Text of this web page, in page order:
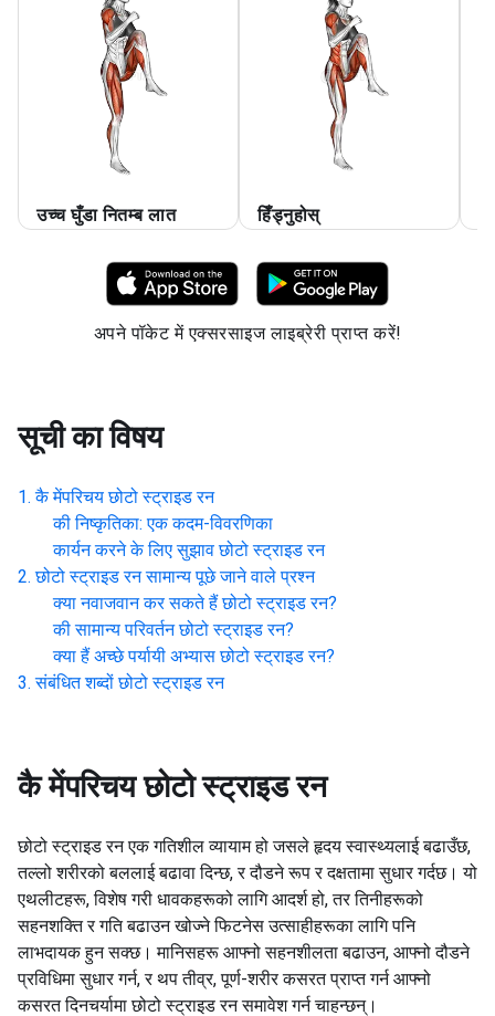
उच्च घुँडा नितम्ब लात हिँड्नुहोस्
अपने पॉकेट में एक्सरसाइज लाइब्रेरी प्राप्त करें!
सूची का विषय
कै मेंपरिचय छोटो स्ट्राइड रन
की निष्कृतिका: एक कदम-विवरणिका
कार्यन करने के लिए सुझाव छोटो स्ट्राइड रन
छोटो स्ट्राइड रन सामान्य पूछे जाने वाले प्रश्न
क्या नवाजवान कर सकते हैं छोटो स्ट्राइड रन?
की सामान्य परिवर्तन छोटो स्ट्राइड रन?
क्या हैं अच्छे पर्यायी अभ्यास छोटो स्ट्राइड रन?
संबंधित शब्दों छोटो स्ट्राइड रन
कै मेंपरिचय छोटो स्ट्राइड रन
छोटो स्ट्राइड रन एक गतिशील व्यायाम हो जसले हृदय स्वास्थ्यलाई बढाउँछ,
तल्लो शरीरको बललाई बढावा दिन्छ, र दौडने रूप र दक्षतामा सुधार गर्दछ। यो
एथलीटहरू, विशेष गरी धावकहरूको लागि आदर्श हो, तर तिनीहरूको
सहनशक्ति र गति बढाउन खोज्ने फिटनेस उत्साहीहरूका लागि पनि
लाभदायक हुन सक्छ। मानिसहरू आफ्नो सहनशीलता बढाउन, आफ्नो दौडने
प्रविधिमा सुधार गर्न, र थप तीव्र, पूर्ण-शरीर कसरत प्राप्त गर्न आफ्नो
कसरत दिनचर्यामा छोटो स्ट्राइड रन समावेश गर्न चाहन्छन्।